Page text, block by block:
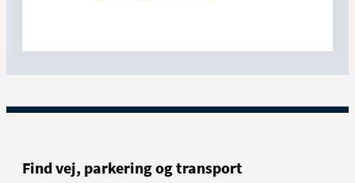
Find vej, parkering og transport